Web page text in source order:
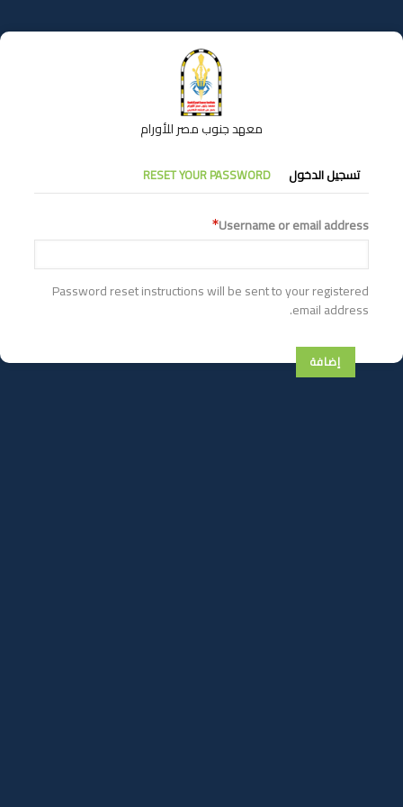
إلى
المحتوى
معهد جنوب مصر للأورام
التبويبات
الأساسية
تسجيل الدخول RESET YOUR PASSWORD
Username or email address
Password reset instructions will be sent to your registered
email address.